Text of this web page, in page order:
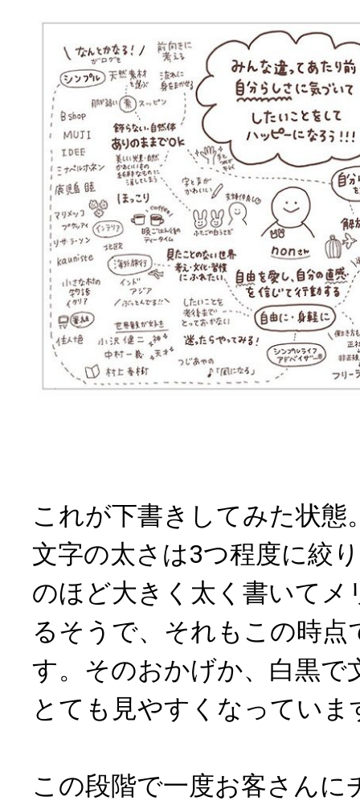
これが下書きしてみた状態
文字の太さは3つ程度に絞
のほど大きく太く書いてメ
るそうで、それもこの時点
す。そのおかげか、白黒で
とても見やすくなっていま
この段階で一度お客さんに